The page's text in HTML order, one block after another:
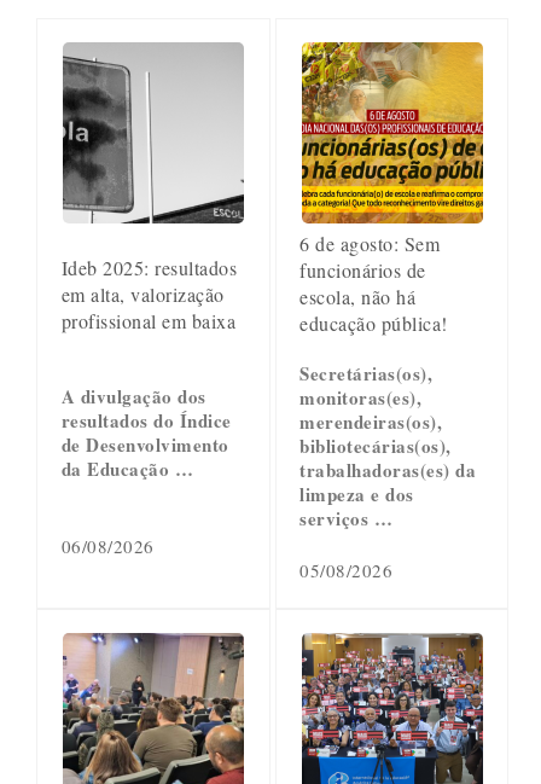
Ideb 2025: resultados
em alta, valorização
profissional em baixa
A divulgação dos
resultados do Índice
de Desenvolvimento
da Educação …
06/08/2026
6 de agosto: Sem
funcionários de
escola, não há
educação pública!
Secretárias(os),
monitoras(es),
merendeiras(os),
bibliotecárias(os),
trabalhadoras(es) da
limpeza e dos
serviços …
05/08/2026